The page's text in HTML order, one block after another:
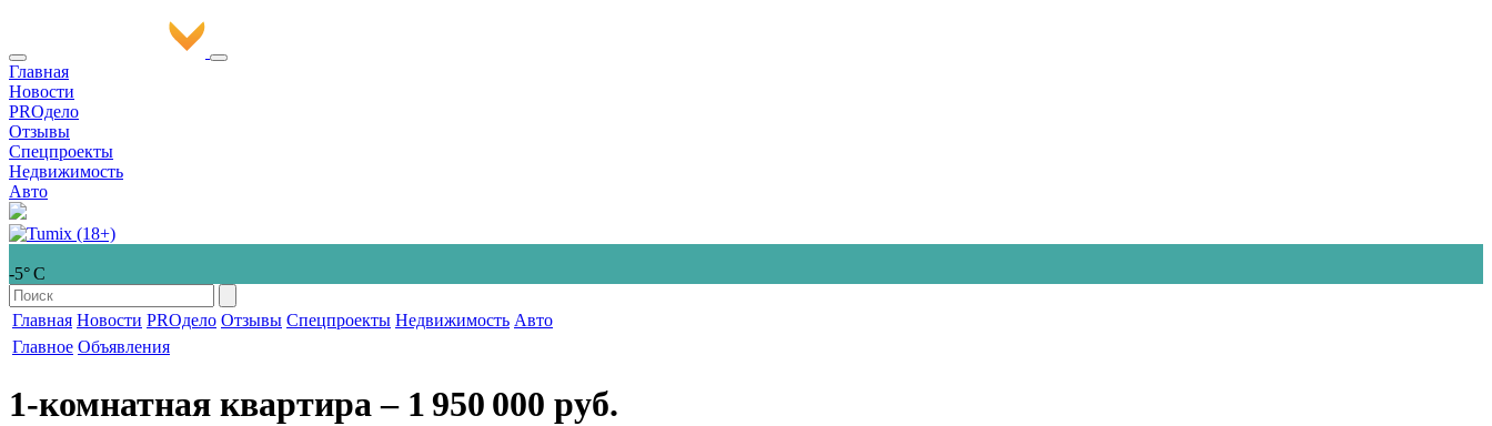
Главная
Новости
PROдело
Отзывы
Спецпроекты
Недвижимость
Авто
-5° С
Главная Новости PROдело Отзывы Спецпроекты Недвижимость Авто
Главное Объявления
1-комнатная квартира‒ 1 950 000 руб.